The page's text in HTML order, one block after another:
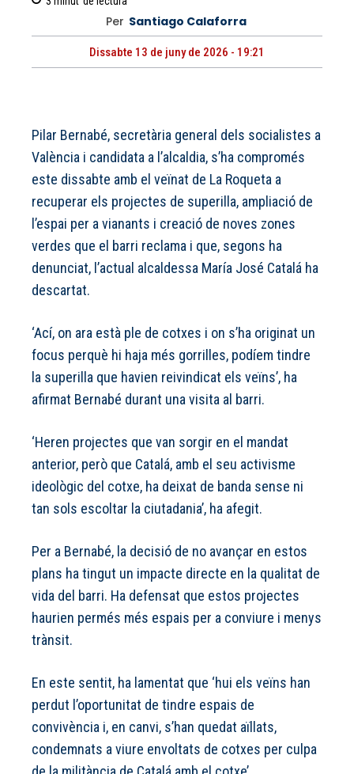
Per Santiago Calaforra
Dissabte 13 de juny de 2026 - 19:21
Pilar Bernabé, secretària general dels socialistes a
València i candidata a l’alcaldia, s’ha compromés
este dissabte amb el veïnat de La Roqueta a
recuperar els projectes de superilla, ampliació de
l’espai per a vianants i creació de noves zones
verdes que el barri reclama i que, segons ha
denunciat, l’actual alcaldessa María José Catalá ha
descartat.
‘Ací, on ara està ple de cotxes i on s’ha originat un
focus perquè hi haja més gorrilles, podíem tindre
la superilla que havien reivindicat els veïns’, ha
afirmat Bernabé durant una visita al barri.
‘Heren projectes que van sorgir en el mandat
anterior, però que Catalá, amb el seu activisme
ideològic del cotxe, ha deixat de banda sense ni
tan sols escoltar la ciutadania’, ha afegit.
Per a Bernabé, la decisió de no avançar en estos
plans ha tingut un impacte directe en la qualitat de
vida del barri. Ha defensat que estos projectes
haurien permés més espais per a conviure i menys
trànsit.
En este sentit, ha lamentat que ‘hui els veïns han
perdut l’oportunitat de tindre espais de
convivència i, en canvi, s’han quedat aïllats,
condemnats a viure envoltats de cotxes per culpa